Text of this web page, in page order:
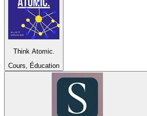
Think Atomic.
Cours, Éducation